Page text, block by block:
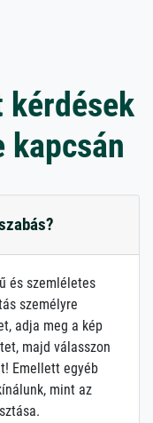
kérdések
kapcsán
és szemléletes
személyre
adja meg a kép
majd válasszon
Emellett egyéb
mint az